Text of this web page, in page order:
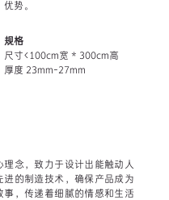
优势。
规格
尺寸<100cm宽 * 300cm高
厚度 23mm-27mm
念，致力于设计出能触动人
的制造技术，确保产品成为
，传递着细腻的情感和生活